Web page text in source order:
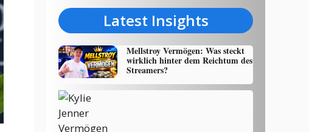
Latest Insights
Mellstroy Vermögen: Was steckt
wirklich hinter dem Reichtum des
Streamers?